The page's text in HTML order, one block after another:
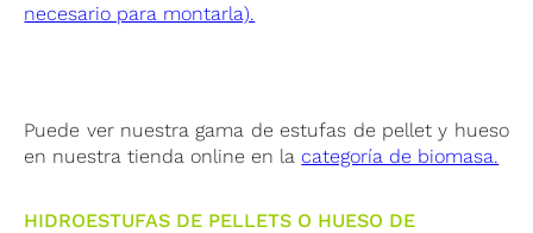
necesario para montarla).
Puede ver nuestra gama de estufas de pellet y hueso
en nuestra tienda online en la categoría de biomasa.
HIDROESTUFAS DE PELLETS O HUESO DE